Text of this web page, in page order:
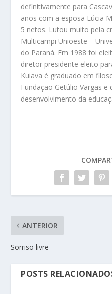
definitivamente para
anos com a esposa Lúcia
5 netos. Lutou muito pela
Multicampi Unioeste –
do Paraná. Em 1988 foi
diretor presidente eleito
Kuiava é graduado em
Fundação Getúlio Vargas
desenvolvimento da
ANTERIOR
Sorriso livre
POSTS